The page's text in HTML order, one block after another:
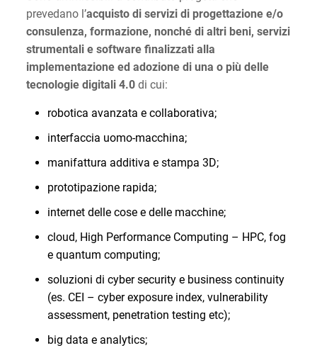
prevedano l’acquisto di servizi di progettazione e/o
consulenza, formazione, nonché di altri beni, servizi
strumentali e software finalizzati alla
implementazione ed adozione di una o più delle
tecnologie digitali 4.0di cui:
robotica avanzata e collaborativa;
interfaccia uomo-macchina;
manifattura additiva e stampa 3D;
prototipazione rapida;
internet delle cose e delle macchine;
cloud, High Performance Computing – HPC, fog
e quantum computing;
soluzioni di cyber security e business continuity
(es. CEI – cyber exposure index, vulnerability
assessment, penetration testing etc);
big data e analytics;